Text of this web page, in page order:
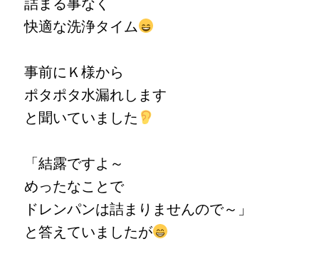
快適な洗浄タイム
事前にＫ様から
ポタポタ水漏れします
と聞いていました
「結露ですよ～
めったなことで
ドレンパンは詰まりませんので～」
と答えていましたが